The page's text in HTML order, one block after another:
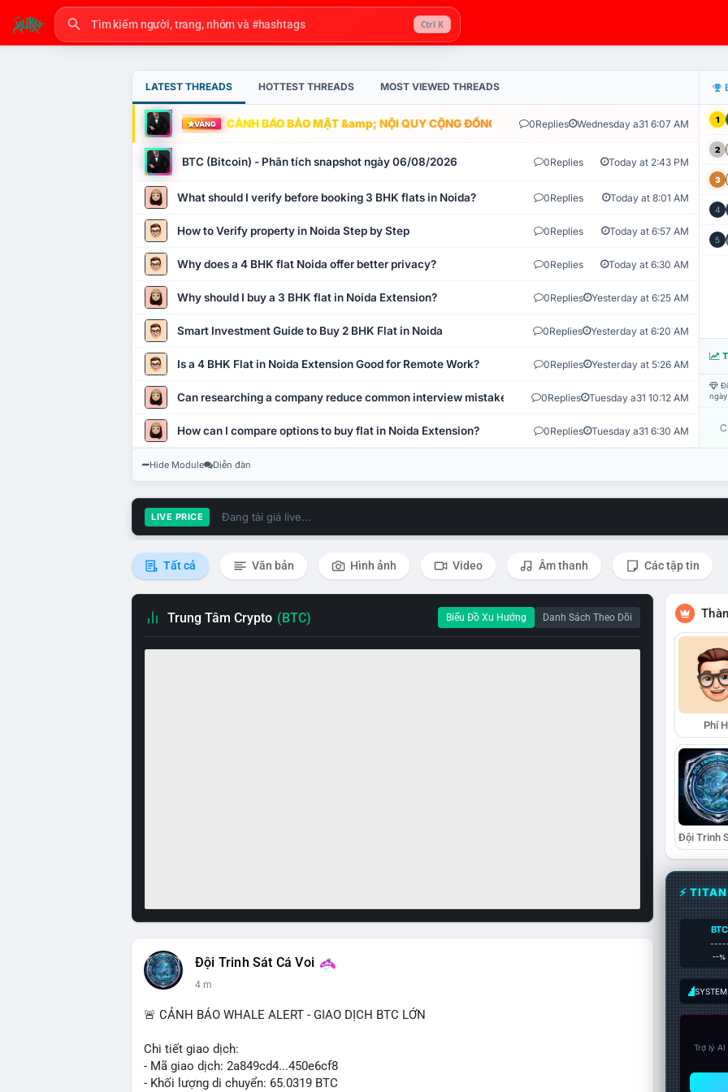
Ctrl K
LATEST THREADS HOTTEST THREADS MOST VIEWED THREADS
VÀNG CẢNH BÁO BẢO MẬT &amp; NỘI QUY CỘNG ĐỒNG VLIKE.VN: HỆ THỐNG GIÁM SÁT TỰ
0Replies Wednesday a31 6:07 AM
BTC (Bitcoin) - Phân tích snapshot ngày 06/08/2026 0Replies Today at 2:43 PM
What should I verify before booking 3 BHK flats in Noida? 0Replies Today at 8:01 AM
How to Verify property in Noida Step by Step 0Replies Today at 6:57 AM
Why does a 4 BHK flat Noida offer better privacy? 0Replies Today at 6:30 AM
Why should I buy a 3 BHK flat in Noida Extension? 0Replies Yesterday at 6:25 AM
Smart Investment Guide to Buy 2 BHK Flat in Noida 0Replies Yesterday at 6:20 AM
Is a 4 BHK Flat in Noida Extension Good for Remote Work? 0Replies Yesterday at 5:26 AM
Can researching a company reduce common interview mistakes? 0Replies Tuesday a31 10:12 AM
How can I compare options to buy flat in Noida Extension? 0Replies Tuesday a31 6:30 AM
1
2
3
4
5
Hide Module Diễn đàn
LIVE PRICE Đang tải giá live...
Tất cả Văn bản Hình ảnh Video Âm thanh Các tập tin
Trung Tâm Crypto (BTC) Biểu Đồ Xu Hướng Danh Sách Theo Dõi
Đội Trinh Sát Cá Voi
4 m
🚨 CẢNH BÁO WHALE ALERT - GIAO DỊCH BTC LỚN
Chi tiết giao dịch:
- Mã giao dịch: 2a849cd4...450e6cf8
- Khối lượng di chuyển: 65.0319 BTC
Phí
⚡
BTC
--%
Trợ lý